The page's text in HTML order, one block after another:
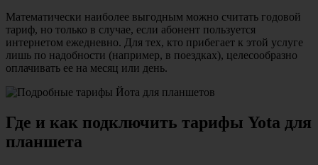
Математически наиболее выгодным можно считать годовой
тариф, но только в случае, если абонент пользуется
интернетом ежедневно. Для тех, кто прибегает к этой услуге
лишь по надобности (например, в поездках), целесообразно
оплачивать ее на месяц или день.
Где и как подключить тарифы Yota для
планшета